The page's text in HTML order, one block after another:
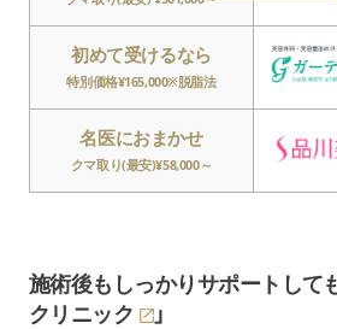
初めて受けるなら
特別価格¥165,000※脱脂法
名医におまかせ
クマ取り(最安)¥58,000～
施術後もしっかりサポートして
クリニック
」